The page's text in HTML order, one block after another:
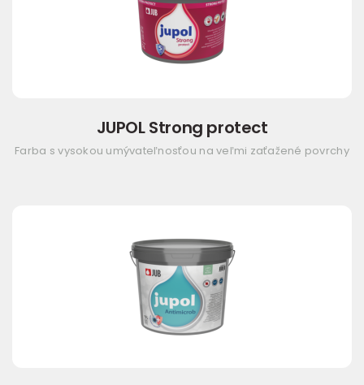
JUPOL Strong protect
Farba s vysokou umývateľnosťou na veľmi zaťažené povrchy